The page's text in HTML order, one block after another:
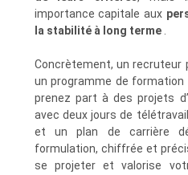
importance capitale aux
la stabilité à long terme.
Concrètement, un recruteur
un programme de
prenez part à des projets
avec deux jours de
et un plan de carrière
formulation, chiffrée et
se projeter et valorise